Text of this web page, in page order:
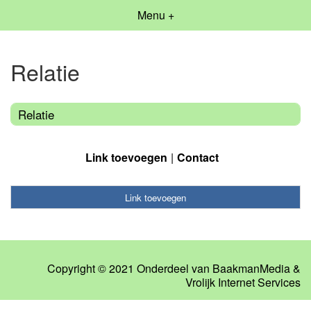
Menu +
Relatie
Relatie
Link toevoegen Contact
Link toevoegen
Copyright © 2021 Onderdeel van BaakmanMedia&
Vrolijk Internet Services